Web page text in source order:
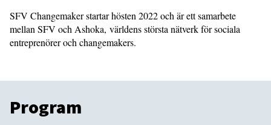
SFV Changemaker startar hösten 2022 och är ett samarbete
mellan SFV och Ashoka, världens största nätverk för sociala
entreprenörer och changemakers.
Program